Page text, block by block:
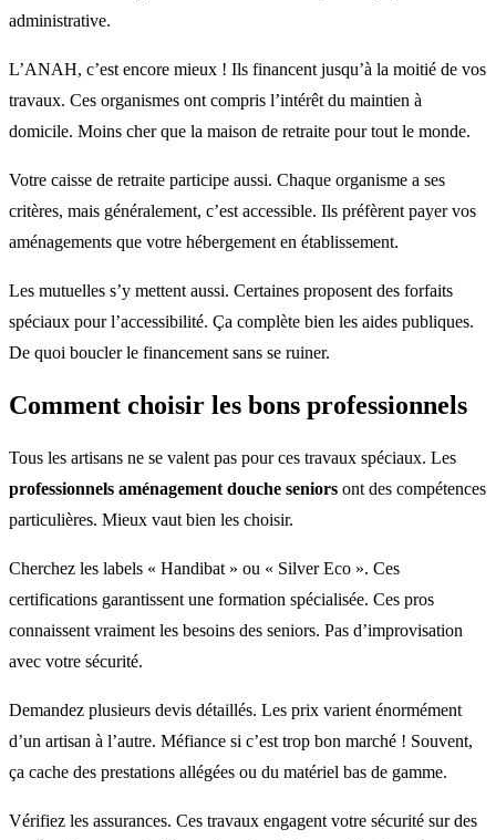
administrative.
L’ANAH, c’est encore mieux ! Ils financent jusqu’à la moitié de vos
travaux. Ces organismes ont compris l’intérêt du maintien à
domicile. Moins cher que la maison de retraite pour tout le monde.
Votre caisse de retraite participe aussi. Chaque organisme a ses
critères, mais généralement, c’est accessible. Ils préfèrent payer vos
aménagements que votre hébergement en établissement.
Les mutuelles s’y mettent aussi. Certaines proposent des forfaits
spéciaux pour l’accessibilité. Ça complète bien les aides publiques.
De quoi boucler le financement sans se ruiner.
Comment choisir les bons professionnels
Tous les artisans ne se valent pas pour ces travaux spéciaux. Les
professionnels aménagement douche seniors ont des compétences
particulières. Mieux vaut bien les choisir.
Cherchez les labels « Handibat » ou « Silver Eco ». Ces
certifications garantissent une formation spécialisée. Ces pros
connaissent vraiment les besoins des seniors. Pas d’improvisation
avec votre sécurité.
Demandez plusieurs devis détaillés. Les prix varient énormément
d’un artisan à l’autre. Méfiance si c’est trop bon marché ! Souvent,
ça cache des prestations allégées ou du matériel bas de gamme.
Vérifiez les assurances. Ces travaux engagent votre sécurité sur des